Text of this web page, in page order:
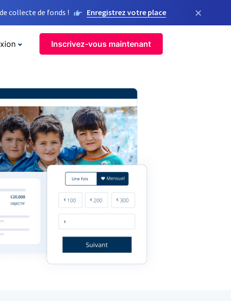
collecte de fonds ! Enregistrez votre place ×
Inscrivez-vous maintenant